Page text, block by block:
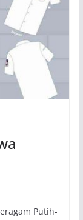
Putih-